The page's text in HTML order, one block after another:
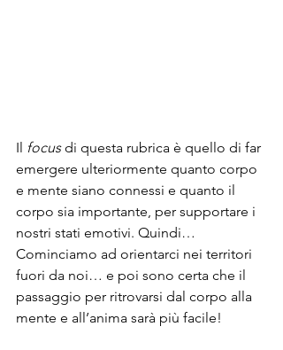
Il focus di questa rubrica è quello di far
emergere ulteriormente quanto corpo
e mente siano connessi e quanto il
corpo sia importante, per supportare i
nostri stati emotivi. Quindi…
Cominciamo ad orientarci nei territori
fuori da noi… e poi sono certa che il
passaggio per ritrovarsi dal corpo alla
mente e all’anima sarà più facile!